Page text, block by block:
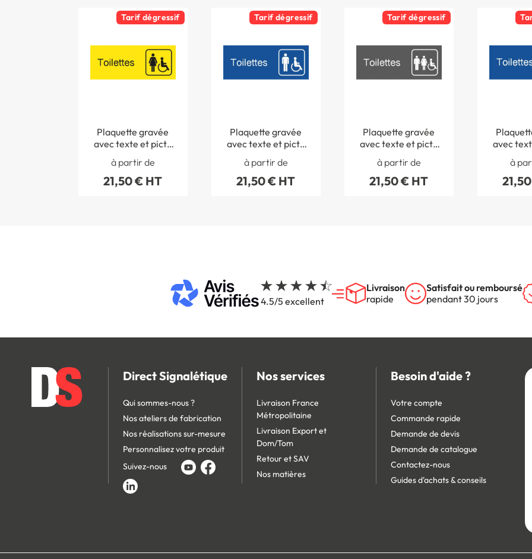
Tarif dégressif
Plaquette gravée
avec texte et picto
Toilettes
handicapés femmes
- H 80 x L 200 mm -
à partir de
21,50 € HT
Tarif dégressif
Plaquette gravée
avec texte et picto
Toilettes
handicapés
hommes - H 80 x L
à partir de
21,50 € HT
Tarif dégressif
Plaquette gravée
avec texte et picto
Toilettes hommes
femmes handicapés
- H 80 x L 200 mm -
à partir de
21,50 € HT
avec
Toilettes
H 80 x L
à
4.5/5 excellent
Livraison
rapide
Satisfait ou remboursé
pendant 30 jours
Direct Signalétique
Qui sommes-nous ?
Nos ateliers de fabrication
Nos réalisations sur-mesure
Personnalisez votre produit
Suivez-nous
Nos services
Livraison France
Métropolitaine
Livraison Export et
Dom/Tom
Retour et SAV
Nos matières
Besoin d'aide ?
Votre compte
Commande rapide
Demande de devis
Demande de catalogue
Contactez-nous
Guides d'achats & conseils